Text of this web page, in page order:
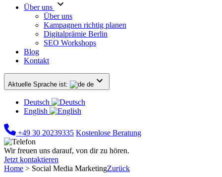
Über uns
Über uns
Kampagnen richtig planen
Digitalprämie Berlin
SEO Workshops
Blog
Kontakt
Aktuelle Sprache ist: de
Deutsch
English
+49 30 20239335 Kostenlose Beratung
Wir freuen uns darauf, von dir zu hören.
Jetzt kontaktieren
Home > Social Media MarketingZurück